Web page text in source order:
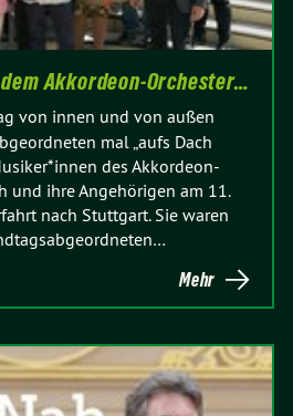
Akkordeon-Orchester…
von innen und von außen
mal „aufs Dach
des Akkordeon-
und ihre Angehörigen am 11.
nach Stuttgart. Sie waren
Mehr